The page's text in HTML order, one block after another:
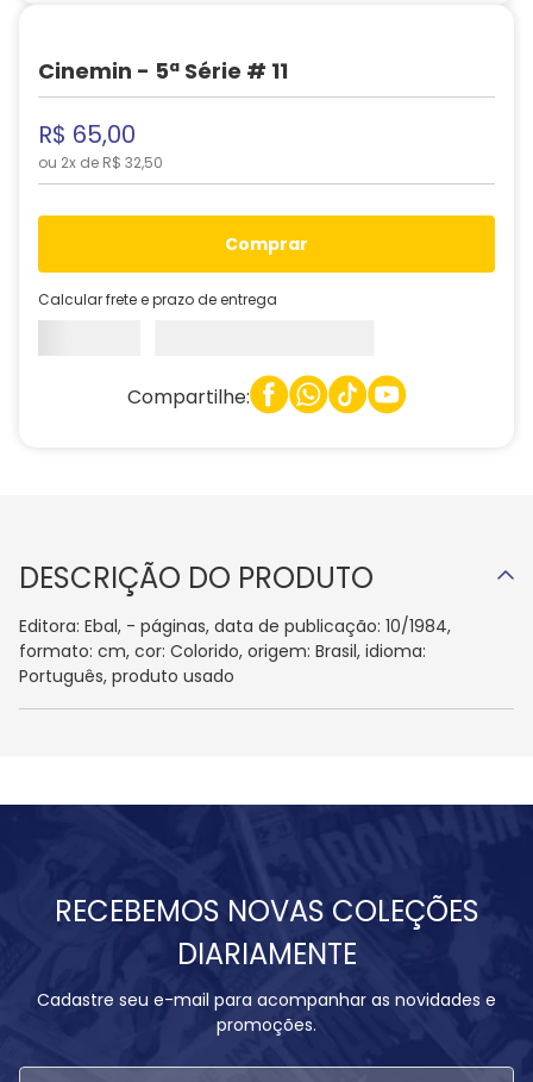
Cinemin - 5ª Série # 11
R$ 65,00
ou 2x de R$ 32,50
comprar
Calcular frete e prazo de entrega
Compartilhe:
DESCRIÇÃO DO PRODUTO
Editora: Ebal, - páginas, data de publicação: 10/1984,
formato: cm, cor: Colorido, origem: Brasil, idioma:
Português, produto usado
RECEBEMOS NOVAS COLEÇÕES
DIARIAMENTE
Cadastre seu e-mail para acompanhar as novidades e
promoções.